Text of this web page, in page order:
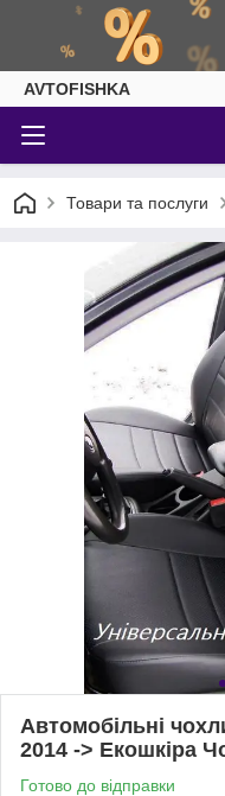
AVTOFISHKA
Товари та послуги
Автомобільні
2014 -> Екошкіра
Готово до відправки